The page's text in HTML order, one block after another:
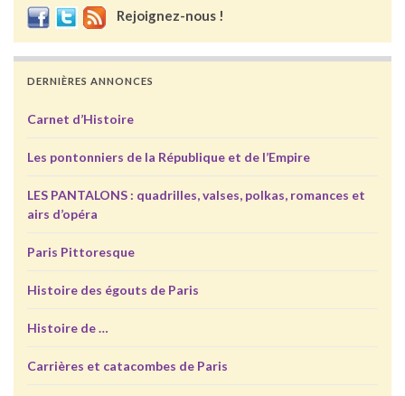
Rejoignez-nous !
DERNIÈRES ANNONCES
Carnet d’Histoire
Les pontonniers de la République et de l’Empire
LES PANTALONS : quadrilles, valses, polkas, romances et
airs d’opéra
Paris Pittoresque
Histoire des égouts de Paris
Histoire de …
Carrières et catacombes de Paris